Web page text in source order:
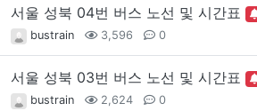
서울 성북 04번 버스 노선 및 시간표
bustrain 3,596 0
서울 성북 03번 버스 노선 및 시간표
bustrain 2,624 0